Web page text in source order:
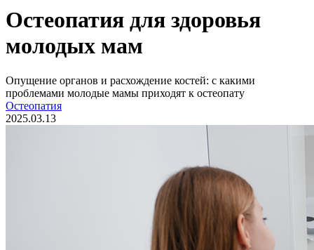
Остеопатия для здоровья
молодых мам
Опущение органов и расхождение костей: с какими
проблемами молодые мамы приходят к остеопату
Остеопатия
2025.03.13